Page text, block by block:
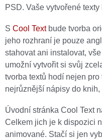
PSD. Vaše vytvořené texty
S Cool Text bude tvorba
jeho rozhraní je pouze
stahovat ani instalovat,
umožní vytvořit si svůj
tvorba textů hodí nejen
nejrůznější nápisy do
Úvodní stránka Cool Text
Celkem jich je k dispozici
animované. Stačí si jen